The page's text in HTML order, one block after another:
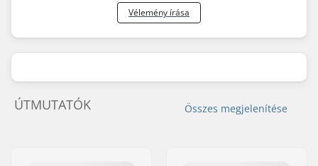
Vélemény írása
Összes megjelenítése
ÚTMUTATÓK